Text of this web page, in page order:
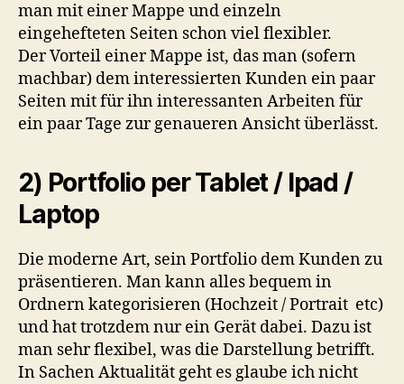
man mit einer Mappe und einzeln
eingehefteten Seiten schon viel flexibler.
Der Vorteil einer Mappe ist, das man (sofern
machbar) dem interessierten Kunden ein paar
Seiten mit für ihn interessanten Arbeiten für
ein paar Tage zur genaueren Ansicht überlässt.
2) Portfolio per Tablet / Ipad /
Laptop
Die moderne Art, sein Portfolio dem Kunden zu
präsentieren. Man kann alles bequem in
Ordnern kategorisieren (Hochzeit / Portrait etc)
und hat trotzdem nur ein Gerät dabei. Dazu ist
man sehr flexibel, was die Darstellung betrifft.
In Sachen Aktualität geht es glaube ich nicht